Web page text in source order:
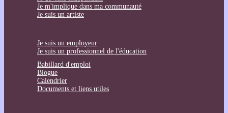
Je m'implique dans ma communauté
Je suis un artiste
Je suis un employeur
Je suis un professionnel de l'éducation
Babillard d'emploi
Blogue
Calendrier
Documents et liens utiles